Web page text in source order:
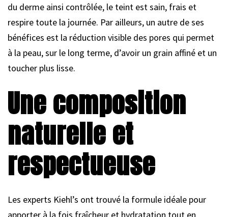
du derme ainsi contrôlée, le teint est sain, frais et
respire toute la journée. Par ailleurs, un autre de ses
bénéfices est la réduction visible des pores qui permet
à la peau, sur le long terme, d’avoir un grain affiné et un
toucher plus lisse.
Une composition
naturelle et
respectueuse
Les experts Kiehl’s ont trouvé la formule idéale pour